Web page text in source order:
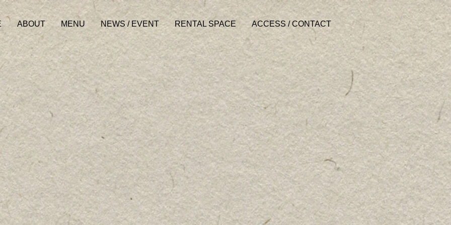
ABOUT MENU NEWS / EVENT RENTAL SPACE ACCESS / CONTACT